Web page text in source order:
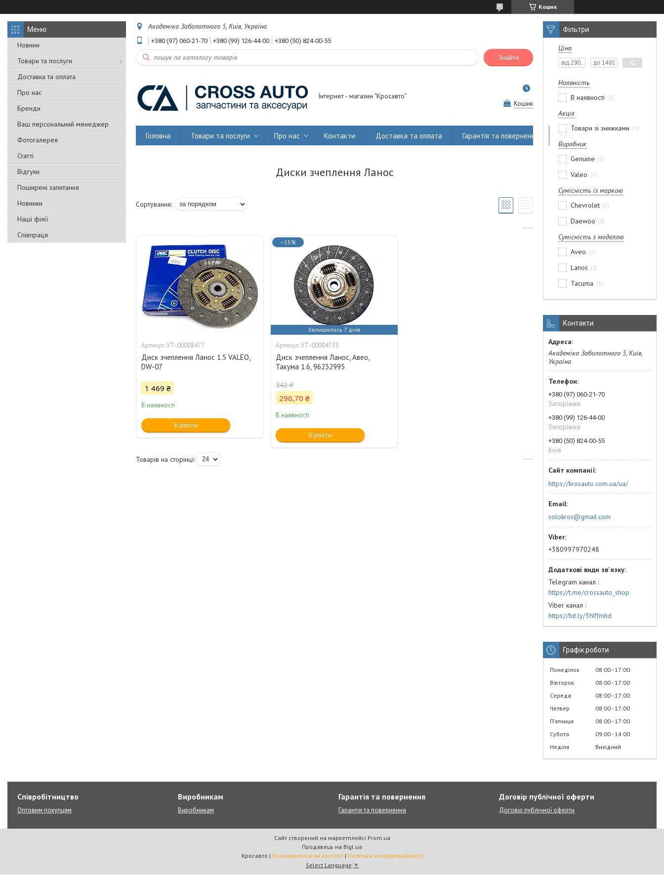
Кошик
Новини
Товари та послуги
Доставка та оплата
Про нас
Бренди
Ваш персональний менеджер
Фотогалерея
Статті
Відгуки
Поширені запитання
Новинки
Наші філії
Співпраця
Академіка Заболотного 5, Київ, Україна
+380 (97) 060-21-70 +380 (99) 126-44-00 +380 (50) 824-00-55
Знайти
Інтернет - магазин "Кросавто"
Кошик
Головна Товари та послуги Про нас Контакти Доставка та оплата Гарантія та повернення Наші філії
Диски зчеплення Ланос
УТ-00008477
Диск зчеплення Ланос 1.5 VALEO,
DW-07
1 469 ₴
В наявності
Купити
–15%
Залишилось 7 днів
УТ-00004733
Диск зчеплення Ланос, Авео,
Такума 1.6, 96232995
342 ₴
290,70 ₴
В наявності
Купити
Фільтри
Ціна
Наявність
В наявності
2
Акція
Товари зі знижками
1
Виробник
Genuine
1
Valeo 1
Сумісність із маркою
Chevrolet
1
Daewoo 2
Сумісність з моделлю
Aveo
1
Lanos 2
Tacuma 1
Контакти
Академіка Заболотного 5, Київ,
Україна
+380 (97) 060-21-70
Запоріжжя
+380 (99) 126-44-00
Запоріжжя
+380 (50) 824-00-55
Київ
https://krosauto.com.ua/ua/
solokros@gmail.com
+380997970248
Telegram канал
https://t.me/crossauto_shop
Viber канал
https://bit.ly/3Nffmhd
Графік роботи
Понеділок 08:00 17:00
Вівторок
08:00 17:00
Середа
08:00 17:00
Четвер
08:00 17:00
Пʼятниця
08:00 17:00
Субота
09:00 14:00
Неділя
Вихідний
Співробітництво
Оптовим покупцям
Виробникам
Виробникам
Гарантія та повернення
Гарантія та повернення
Договір публічної оферти
Договір публічної оферти
Сайт створений на маркетплейсі Prom.ua
Продавець на Bigl.ua
Кросавто | Поскаржитися на контент | Політика конфіденційності
Select Language ▼